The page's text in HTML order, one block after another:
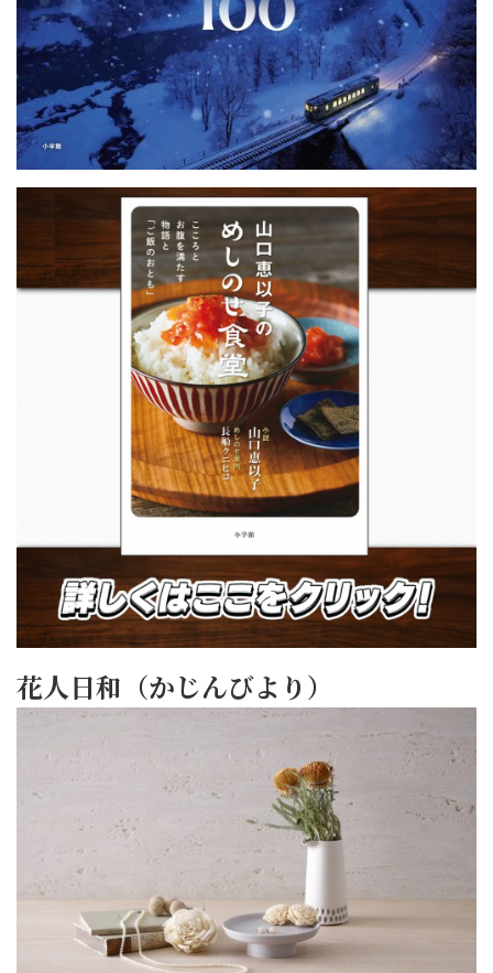
花人日和（かじんびより）